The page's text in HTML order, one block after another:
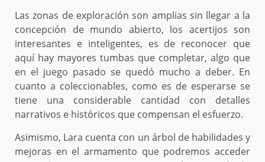
Las zonas de exploración son amplias sin llegar a la
concepción de mundo abierto, los acertijos son
interesantes e inteligentes, es de reconocer que
aquí hay mayores tumbas que completar, algo que
en el juego pasado se quedó mucho a deber. En
cuanto a coleccionables, como es de esperarse se
tiene una considerable cantidad con detalles
narrativos e históricos que compensan el esfuerzo.
Asimismo, Lara cuenta con un árbol de habilidades y
mejoras en el armamento que podremos acceder